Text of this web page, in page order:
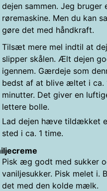
dejen sammen. Jeg bruger
røremaskine. Men du kan
gøre det med håndkraft.
Tilsæt mere mel indtil at
slipper skålen. Ælt dejen
igennem. Gærdeje som
bedst af at blive æltet i ca.
minutter. Det giver en
lettere bolle.
Lad dejen hæve tildækket
sted i ca. 1 time.
Pisk æg godt med sukker
vaniljesukker. Pisk melet i.
det med den kolde mælk.